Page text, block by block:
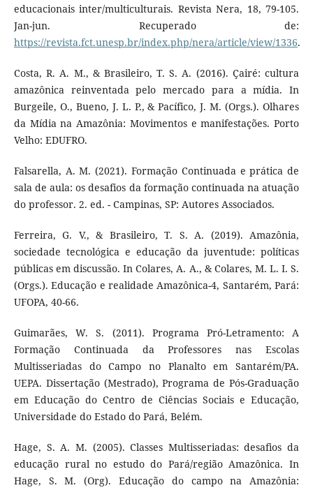
educacionais inter/multiculturais. Revista Nera, 18, 79-105.
Jan-jun. Recuperado de:
https://revista.fct.unesp.br/index.php/nera/article/view/1336.
Costa, R. A. M., & Brasileiro, T. S. A. (2016). Çairé: cultura
amazônica reinventada pelo mercado para a mídia. In
Burgeile, O., Bueno, J. L. P., & Pacífico, J. M. (Orgs.). Olhares
da Mídia na Amazônia: Movimentos e manifestações. Porto
Velho: EDUFRO.
Falsarella, A. M. (2021). Formação Continuada e prática de
sala de aula: os desafios da formação continuada na atuação
do professor. 2. ed. - Campinas, SP: Autores Associados.
Ferreira, G. V., & Brasileiro, T. S. A. (2019). Amazônia,
sociedade tecnológica e educação da juventude: políticas
públicas em discussão. In Colares, A. A., & Colares, M. L. I. S.
(Orgs.). Educação e realidade Amazônica-4, Santarém, Pará:
UFOPA, 40-66.
Guimarães, W. S. (2011). Programa Pró-Letramento: A
Formação Continuada da Professores nas Escolas
Multisseriadas do Campo no Planalto em Santarém/PA.
UEPA. Dissertação (Mestrado), Programa de Pós-Graduação
em Educação do Centro de Ciências Sociais e Educação,
Universidade do Estado do Pará, Belém.
Hage, S. A. M. (2005). Classes Multisseriadas: desafios da
educação rural no estudo do Pará/região Amazônica. In
Hage, S. M. (Org). Educação do campo na Amazônia: